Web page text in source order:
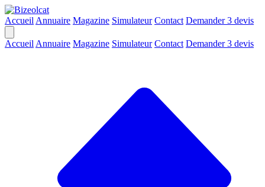
Accueil Annuaire Magazine Simulateur Contact Demander 3 devis
Accueil Annuaire Magazine Simulateur Contact Demander 3 devis